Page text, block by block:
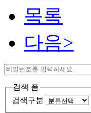
목록
다음>
검색 폼
검색구분